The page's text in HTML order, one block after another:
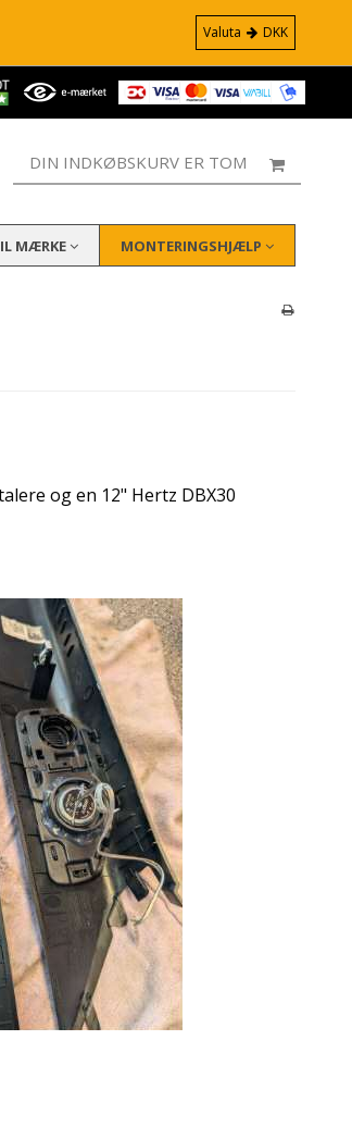
Valuta DKK
DIN INDKØBSKURV ER TOM
MÆRKE MONTERINGSHJÆLP
og en 12" Hertz DBX30